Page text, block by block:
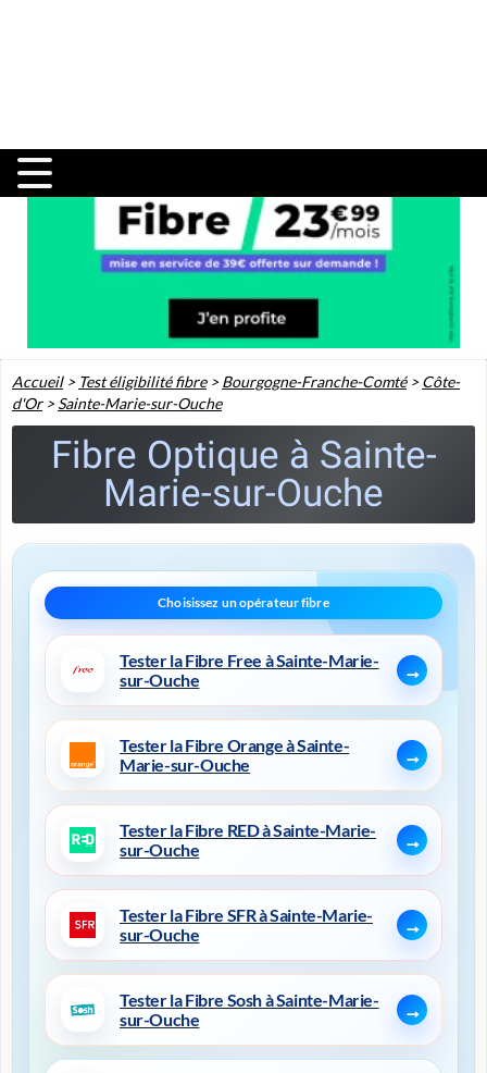
Accueil> Test éligibilité fibre>Bourgogne-Franche-Comté>Côte-
d'Or>Sainte-Marie-sur-Ouche
Fibre Optique à Sainte-
Marie-sur-Ouche
Tester la Fibre Free à Sainte-Marie-
sur-Ouche
Tester la Fibre Orange à Sainte-
Marie-sur-Ouche
Tester la Fibre RED à Sainte-Marie-
sur-Ouche
Tester la Fibre SFR à Sainte-Marie-
sur-Ouche
Tester la Fibre Sosh à Sainte-Marie-
sur-Ouche